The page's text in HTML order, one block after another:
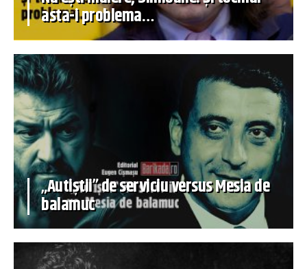
asta-i problema…
„Autiștii” de serviciu versus Mesia de
balamuc